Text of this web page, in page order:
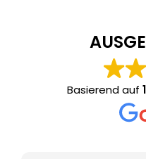
Basierend auf